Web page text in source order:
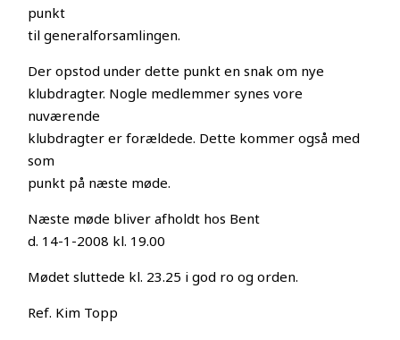
punkt
til generalforsamlingen.
Der opstod under dette punkt en snak om nye
klubdragter. Nogle medlemmer synes vore
nuværende
klubdragter er forældede. Dette kommer også med
som
punkt på næste møde.
Næste møde bliver afholdt hos Bent
d. 14-1-2008 kl. 19.00
Mødet sluttede kl. 23.25 i god ro og orden.
Ref. Kim Topp